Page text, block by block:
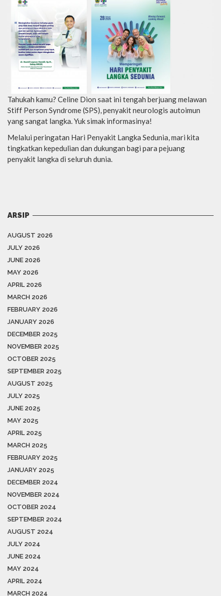
Tahukah kamu? Celine Dion saat ini tengah berjuang melawan
Stiff Person Syndrome (SPS), penyakit neurologis autoimun
yang sangat langka. Yuk simak informasinya!
Melalui peringatan Hari Penyakit Langka Sedunia, mari kita
tingkatkan kepedulian dan dukungan bagi para pejuang
penyakit langka di seluruh dunia.
ARSIP
AUGUST 2026
JULY 2026
JUNE 2026
MAY 2026
APRIL 2026
MARCH 2026
FEBRUARY 2026
JANUARY 2026
DECEMBER 2025
NOVEMBER 2025
OCTOBER 2025
SEPTEMBER 2025
AUGUST 2025
JULY 2025
JUNE 2025
MAY 2025
APRIL 2025
MARCH 2025
FEBRUARY 2025
JANUARY 2025
DECEMBER 2024
NOVEMBER 2024
OCTOBER 2024
SEPTEMBER 2024
AUGUST 2024
JULY 2024
JUNE 2024
MAY 2024
APRIL 2024
MARCH 2024